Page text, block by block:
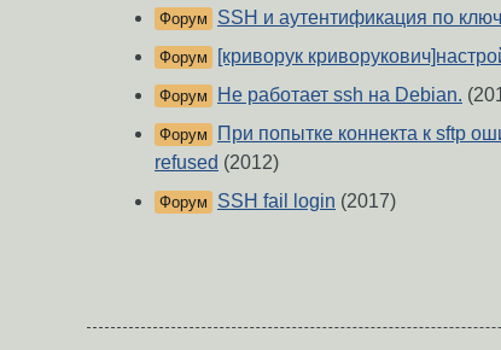
Форум SSH и аутентификация по
Форум [криворук
Форум Не работает ssh на Debian.
Форум
При попытке коннекта к sftp
refused (2012)
Форум SSH fail login (2017)